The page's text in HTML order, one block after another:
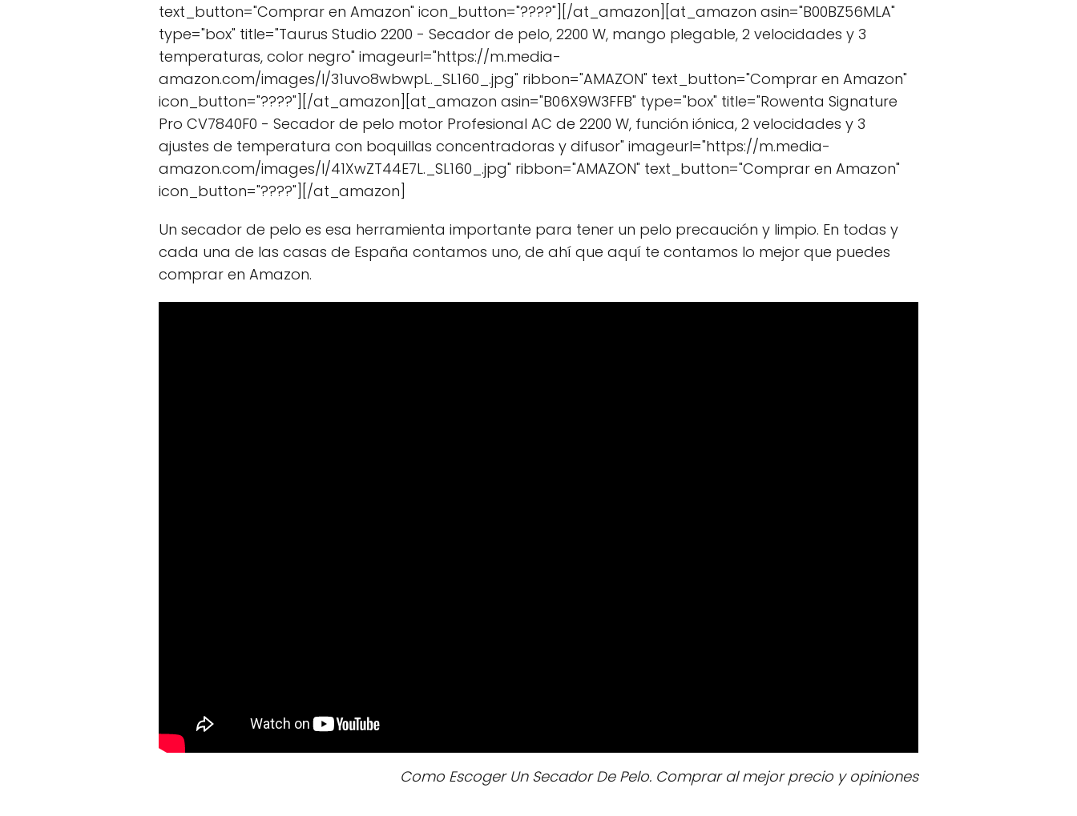
text_button="Comprar en Amazon" icon_button="????"][/at_amazon][at_amazon asin="B00BZ56MLA"
type="box" title="Taurus Studio 2200 - Secador de pelo, 2200 W, mango plegable, 2 velocidades y 3
temperaturas, color negro" imageurl="https://m.media-
amazon.com/images/I/31uvo8wbwpL._SL160_.jpg" ribbon="AMAZON" text_button="Comprar en Amazon"
icon_button="????"][/at_amazon][at_amazon asin="B06X9W3FFB" type="box" title="Rowenta Signature
Pro CV7840F0 - Secador de pelo motor Profesional AC de 2200 W, función iónica, 2 velocidades y 3
ajustes de temperatura con boquillas concentradoras y difusor" imageurl="https://m.media-
amazon.com/images/I/41XwZT44E7L._SL160_.jpg" ribbon="AMAZON" text_button="Comprar en Amazon"
icon_button="????"][/at_amazon]
Un secador de pelo es esa herramienta importante para tener un pelo precaución y limpio. En todas y
cada una de las casas de España contamos uno, de ahí que aquí te contamos lo mejor que puedes
comprar en Amazon.
Como Escoger Un Secador De Pelo. Comprar al mejor precio y opiniones